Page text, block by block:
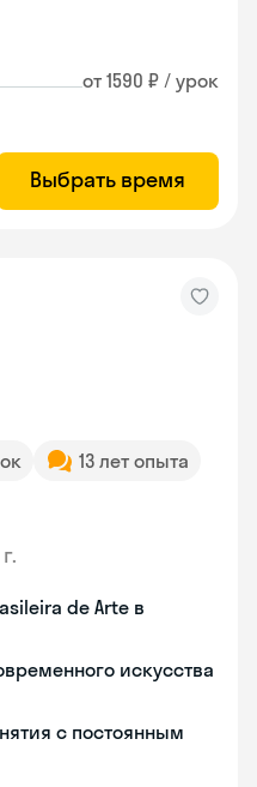
от 1590 ₽ / урок
Выбрать время
13 лет опыта
de Arte в
искусства
с постоянным